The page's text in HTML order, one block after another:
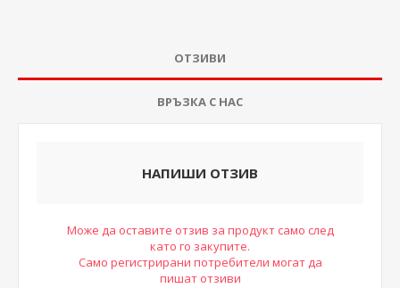
ОТЗИВИ
ВРЪЗКА С НАС
НАПИШИ ОТЗИВ
Може да оставите отзив за продукт само след
като го закупите.
Само регистрирани потребители могат да
пишат отзиви